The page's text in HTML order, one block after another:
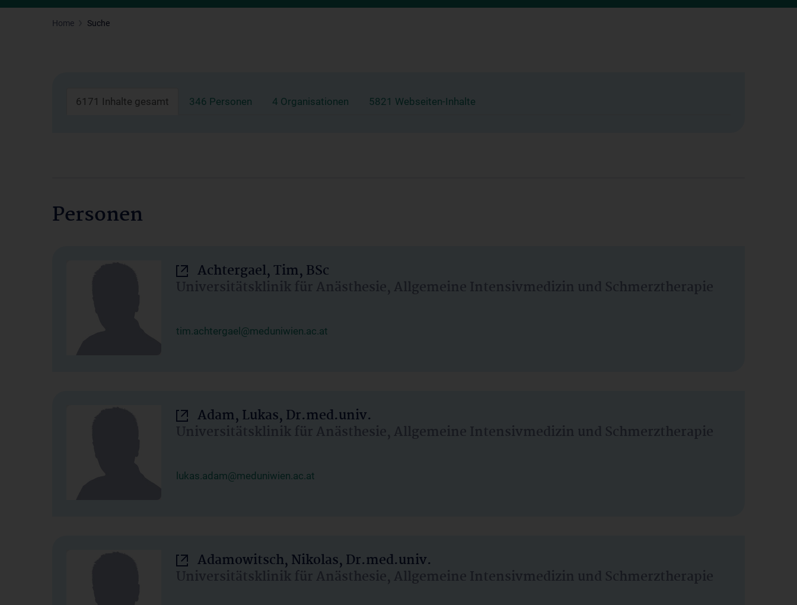
Home Suche
6171 Inhalte gesamt 346 Personen 4 Organisationen 5821 Webseiten-Inhalte
Personen
Achtergael, Tim, BSc
Universitätsklinik für Anästhesie, Allgemeine Intensivmedizin und Schmerztherapie
tim.achtergael@meduniwien.ac.at
Adam, Lukas, Dr.med.univ.
Universitätsklinik für Anästhesie, Allgemeine Intensivmedizin und Schmerztherapie
lukas.adam@meduniwien.ac.at
Adamowitsch, Nikolas, Dr.med.univ.
Universitätsklinik für Anästhesie, Allgemeine Intensivmedizin und Schmerztherapie